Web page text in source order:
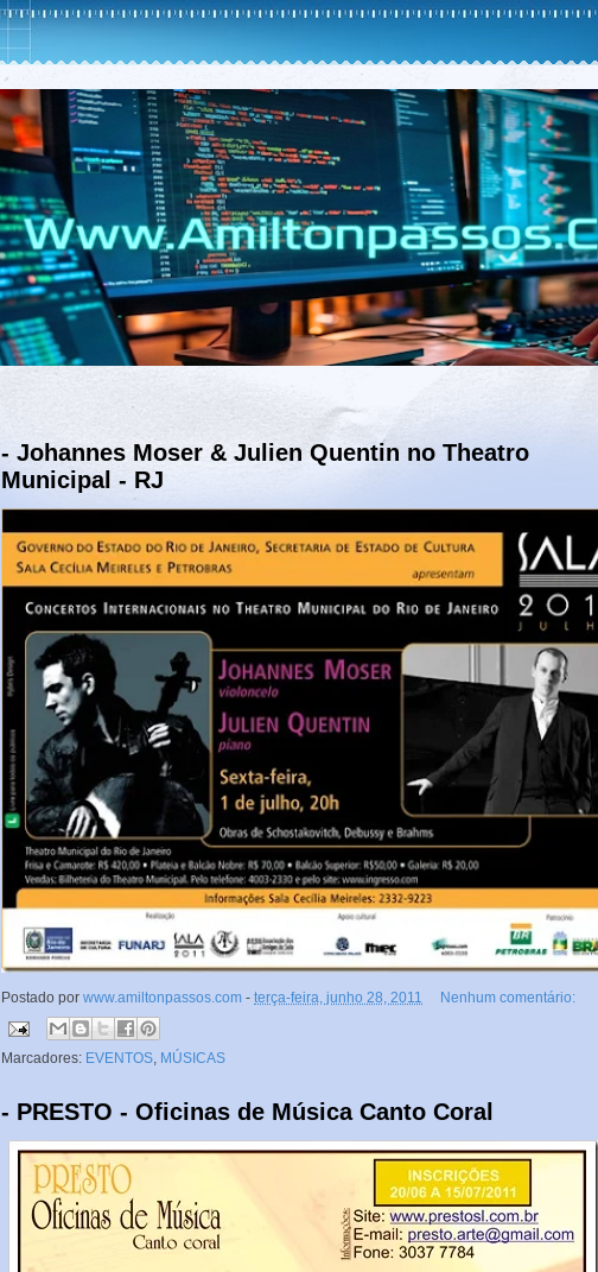
- Johannes Moser & Julien Quentin no Theatro
Municipal - RJ
Postado por www.amiltonpassos.com - terça-feira, junho 28, 2011 Nenhum comentário:
Marcadores: EVENTOS, MÚSICAS
- PRESTO - Oficinas de Música Canto Coral